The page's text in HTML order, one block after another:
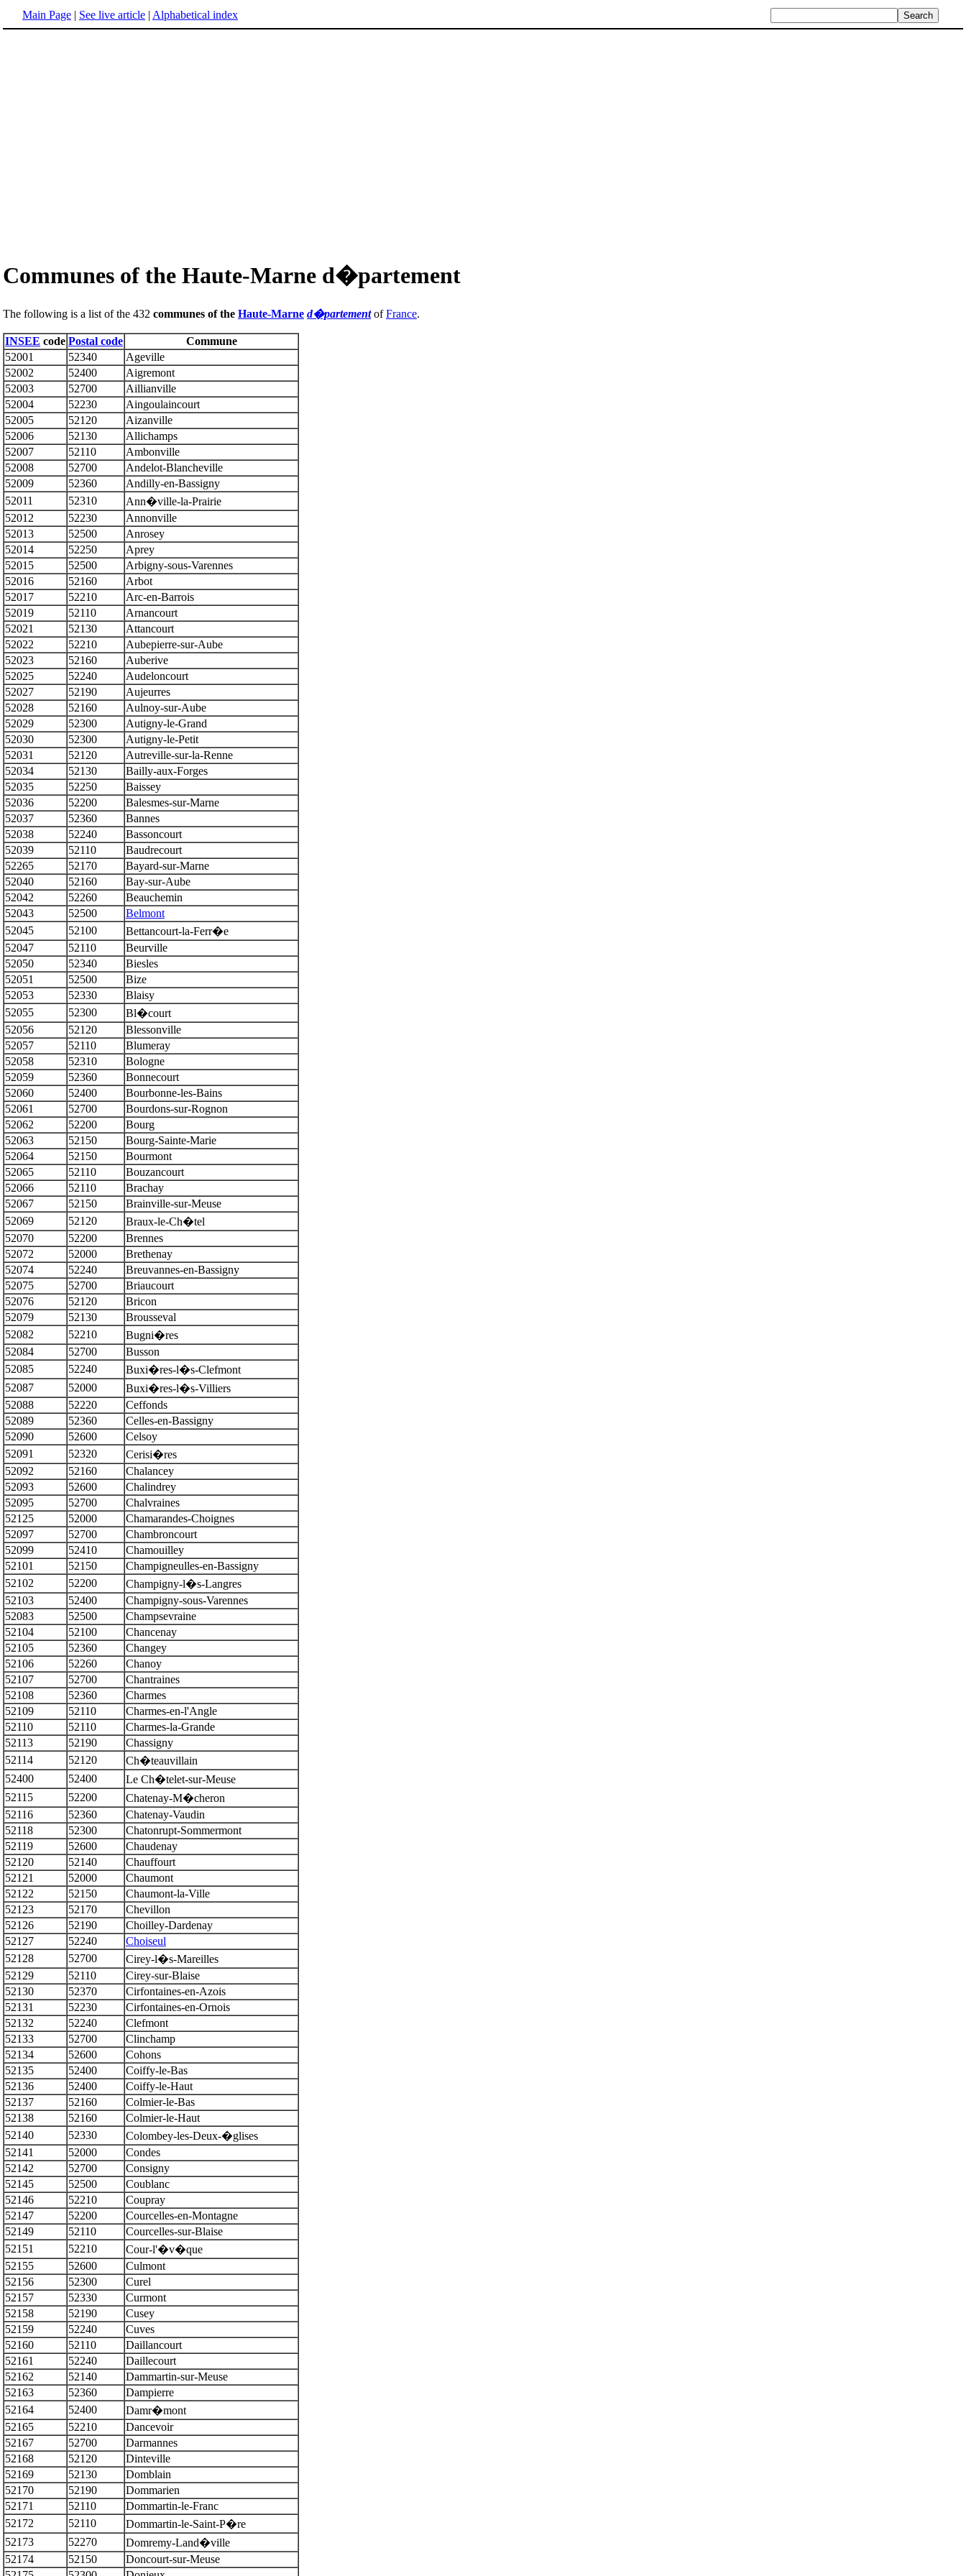
Main Page | See live article | Alphabetical index
Communes of the Haute-Marne d�partement
The following is a list of the 432 communes of the Haute-Marne d�partementofFrance.
INSEE code Postal code
Commune
52001
52340
Ageville
52002
52400
Aigremont
52003
52700
Aillianville
52004
52230
Aingoulaincourt
52005
52120
Aizanville
52006
52130
Allichamps
52007
52110
Ambonville
52008
52700
Andelot-Blancheville
52009
52360
Andilly-en-Bassigny
52011
52310
Ann�ville-la-Prairie
52012
52230
Annonville
52013
52500
Anrosey
52014
52250
Aprey
52015
52500
Arbigny-sous-Varennes
52016
52160
Arbot
52017
52210
Arc-en-Barrois
52019
52110
Arnancourt
52021
52130
Attancourt
52022
52210
Aubepierre-sur-Aube
52023
52160
Auberive
52025
52240
Audeloncourt
52027
52190
Aujeurres
52028
52160
Aulnoy-sur-Aube
52029
52300
Autigny-le-Grand
52030
52300
Autigny-le-Petit
52031
52120
Autreville-sur-la-Renne
52034
52130
Bailly-aux-Forges
52035
52250
Baissey
52036
52200
Balesmes-sur-Marne
52037
52360
Bannes
52038
52240
Bassoncourt
52039
52110
Baudrecourt
52265
52170
Bayard-sur-Marne
52040
52160
Bay-sur-Aube
52042
52260
Beauchemin
52043
52500
Belmont
52045
52100
Bettancourt-la-Ferr�e
52047
52110
Beurville
52050
52340
Biesles
52051
52500
Bize
52053
52330
Blaisy
52055
52300
Bl�court
52056
52120
Blessonville
52057
52110
Blumeray
52058
52310
Bologne
52059
52360
Bonnecourt
52060
52400
Bourbonne-les-Bains
52061
52700
Bourdons-sur-Rognon
52062
52200
Bourg
52063
52150
Bourg-Sainte-Marie
52064
52150
Bourmont
52065
52110
Bouzancourt
52066
52110
Brachay
52067
52150
Brainville-sur-Meuse
52069
52120
Braux-le-Ch�tel
52070
52200
Brennes
52072
52000
Brethenay
52074
52240
Breuvannes-en-Bassigny
52075
52700
Briaucourt
52076
52120
Bricon
52079
52130
Brousseval
52082
52210
Bugni�res
52084
52700
Busson
52085
52240
Buxi�res-l�s-Clefmont
52087
52000
Buxi�res-l�s-Villiers
52088
52220
Ceffonds
52089
52360
Celles-en-Bassigny
52090
52600
Celsoy
52091
52320
Cerisi�res
52092
52160
Chalancey
52093
52600
Chalindrey
52095
52700
Chalvraines
52125
52000
Chamarandes-Choignes
52097
52700
Chambroncourt
52099
52410
Chamouilley
52101
52150
Champigneulles-en-Bassigny
52102
52200
Champigny-l�s-Langres
52103
52400
Champigny-sous-Varennes
52083
52500
Champsevraine
52104
52100
Chancenay
52105
52360
Changey
52106
52260
Chanoy
52107
52700
Chantraines
52108
52360
Charmes
52109
52110
Charmes-en-l'Angle
52110
52110
Charmes-la-Grande
52113
52190
Chassigny
52114
52120
Ch�teauvillain
52400
52400
Le Ch�telet-sur-Meuse
52115
52200
Chatenay-M�cheron
52116
52360
Chatenay-Vaudin
52118
52300
Chatonrupt-Sommermont
52119
52600
Chaudenay
52120
52140
Chauffourt
52121
52000
Chaumont
52122
52150
Chaumont-la-Ville
52123
52170
Chevillon
52126
52190
Choilley-Dardenay
52127
52240
Choiseul
52128
52700
Cirey-l�s-Mareilles
52129
52110
Cirey-sur-Blaise
52130
52370
Cirfontaines-en-Azois
52131
52230
Cirfontaines-en-Ornois
52132
52240
Clefmont
52133
52700
Clinchamp
52134
52600
Cohons
52135
52400
Coiffy-le-Bas
52136
52400
Coiffy-le-Haut
52137
52160
Colmier-le-Bas
52138
52160
Colmier-le-Haut
52140
52330
Colombey-les-Deux-�glises
52141
52000
Condes
52142
52700
Consigny
52145
52500
Coublanc
52146
52210
Coupray
52147
52200
Courcelles-en-Montagne
52149
52110
Courcelles-sur-Blaise
52151
52210
Cour-l'�v�que
52155
52600
Culmont
52156
52300
Curel
52157
52330
Curmont
52158
52190
Cusey
52159
52240
Cuves
52160
52110
Daillancourt
52161
52240
Daillecourt
52162
52140
Dammartin-sur-Meuse
52163
52360
Dampierre
52164
52400
Damr�mont
52165
52210
Dancevoir
52167
52700
Darmannes
52168
52120
Dinteville
52169
52130
Domblain
52170
52190
Dommarien
52171
52110
Dommartin-le-Franc
52172
52110
Dommartin-le-Saint-P�re
52173
52270
Domremy-Land�ville
52174
52150
Doncourt-sur-Meuse